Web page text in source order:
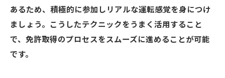
あるため、積極的に参加しリアルな運転感覚を身につけ
ましょう。こうしたテクニックをうまく活用すること
で、免許取得のプロセスをスムーズに進めることが可能
です。